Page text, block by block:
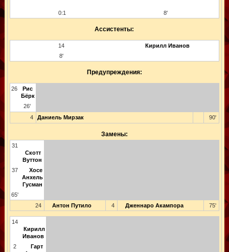
0:1 8'
Ассистенты:
14
Кирилл Иванов
8'
Предупреждения:
26
Рис
Бёрк
26'
4
Даниель Мирзак 90'
Замены:
31
Скотт
Вуттон
37
Хосе
Анхель
Гусман
65'
24
Антон Путило 4 Дженнаро Акампора 75'
14
Кирилл
Иванов
2
Гарт